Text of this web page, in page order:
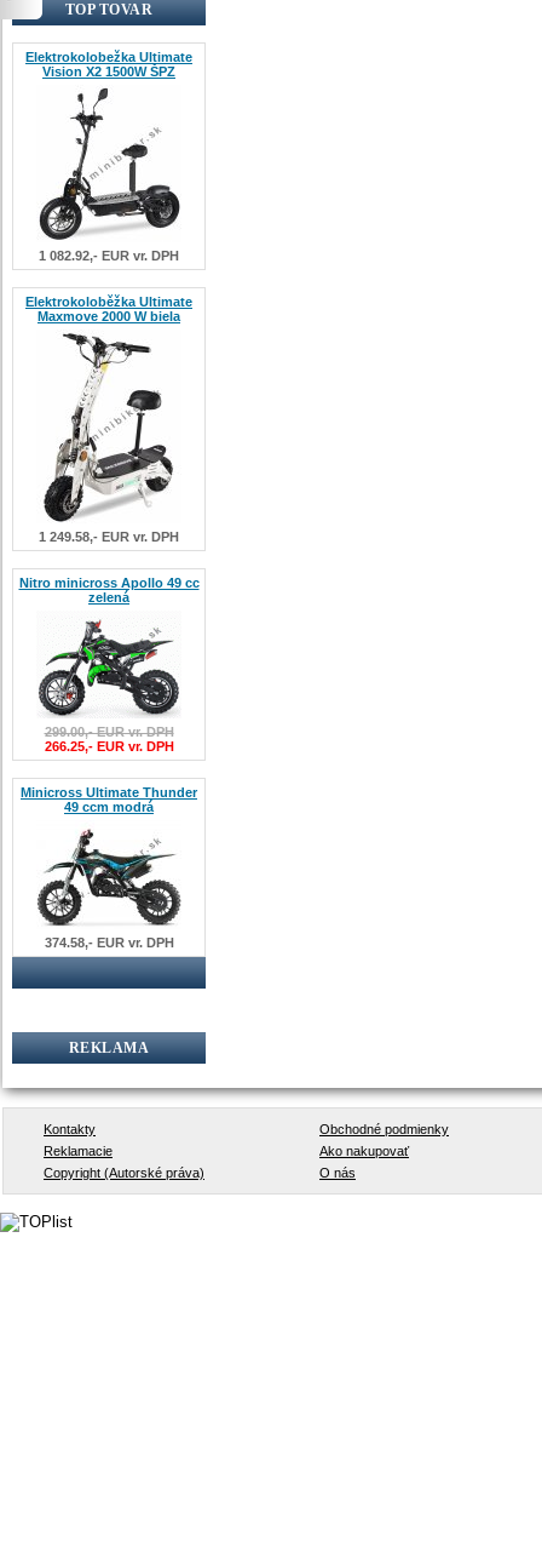
TOP TOVAR
Elektrokolobežka Ultimate
Vision X2 1500W ŠPZ
1 082.92,- EUR vr. DPH
Elektrokoloběžka Ultimate
Maxmove 2000 W biela
1 249.58,- EUR vr. DPH
Nitro minicross Apollo 49 cc
zelená
299.00,- EUR vr. DPH
266.25,- EUR vr. DPH
Minicross Ultimate Thunder
49 ccm modrá
374.58,- EUR vr. DPH
REKLAMA
Kontakty
Obchodné podmienky
Reklamacie
Ako nakupovať
Copyright (Autorské práva)
O nás